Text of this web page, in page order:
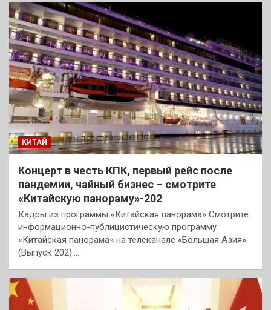
КИТАЙ
Концерт в честь КПК, первый рейс после
пандемии, чайный бизнес – смотрите
«Китайскую панораму»-202
Кадры из программы «Китайская панорама» Смотрите
информационно-публицистическую программу
«Китайская панорама» на телеканале «Большая Азия»
(Выпуск 202):…